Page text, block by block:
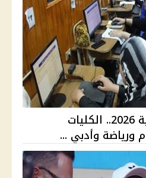
تنسيق المرحلة الثانية 2026.. الكليات
ورياضة وأدبي ...